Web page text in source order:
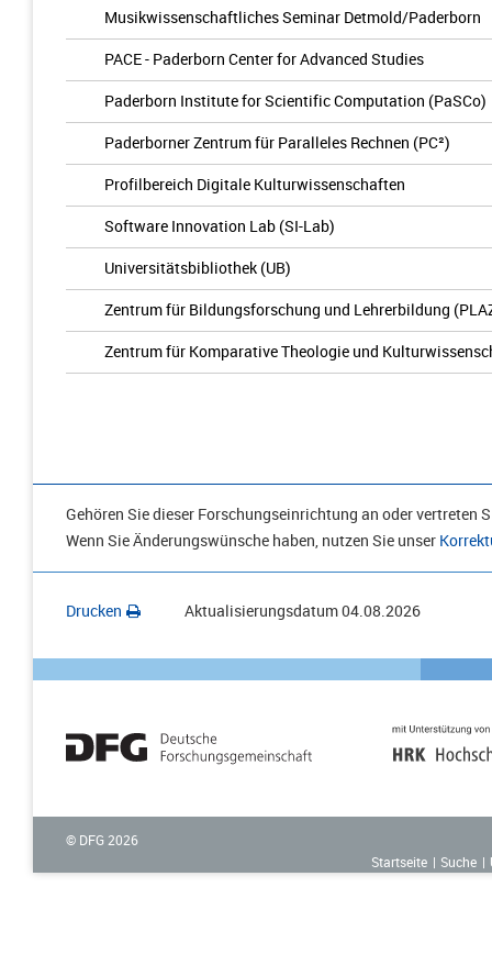
Musikwissenschaftliches Seminar Detmold/Paderborn
PACE - Paderborn Center for Advanced Studies
Paderborn Institute for Scientific Computation (PaSCo)
Paderborner Zentrum für Paralleles Rechnen (PC²)
Profilbereich Digitale Kulturwissenschaften
Software Innovation Lab (SI-Lab)
Universitätsbibliothek (UB)
Zentrum für Bildungsforschung und Lehrerbildung
Zentrum für Komparative Theologie und
Gehören Sie dieser Forschungseinrichtung an oder vertreten
Wenn Sie Änderungswünsche haben, nutzen Sie unser
Drucken Aktualisierungsdatum04.08.2026
© DFG 2026
Startseite
Suche